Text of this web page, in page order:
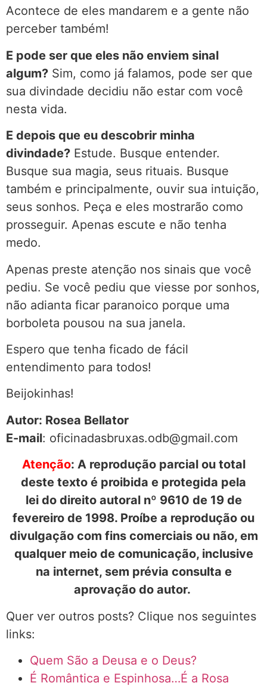
Acontece de eles mandarem e a gente não
perceber também!
E pode ser que eles não enviem sinal
algum? Sim, como já falamos, pode ser que
sua divindade decidiu não estar com você
nesta vida.
E depois que eu descobrir minha
divindade? Estude. Busque entender.
Busque sua magia, seus rituais. Busque
também e principalmente, ouvir sua intuição,
seus sonhos. Peça e eles mostrarão como
prosseguir. Apenas escute e não tenha
medo.
Apenas preste atenção nos sinais que você
pediu. Se você pediu que viesse por sonhos,
não adianta ficar paranoico porque uma
borboleta pousou na sua janela.
Espero que tenha ficado de fácil
entendimento para todos!
Beijokinhas!
Autor: Rosea Bellator
E-mail: oficinadasbruxas.odb@gmail.com
Atenção: A reprodução parcial ou total
deste texto é proibida e protegida pela
lei do direito autoral nº 9610 de 19 de
fevereiro de 1998. Proíbe a reprodução ou
divulgação com fins comerciais ou não, em
qualquer meio de comunicação, inclusive
na internet, sem prévia consulta e
aprovação do autor.
Quer ver outros posts? Clique nos seguintes
links:
Quem São a Deusa e o Deus?
É Romântica e Espinhosa…É a Rosa